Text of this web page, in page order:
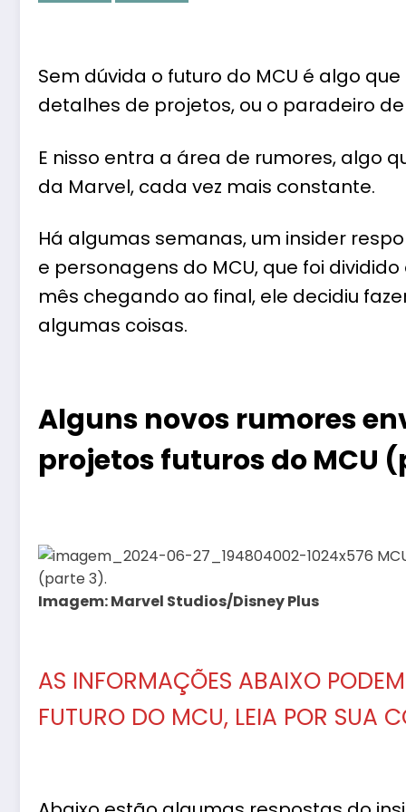
Sem dúvida o futuro do MCU é algo
detalhes de projetos, ou o paradeiro
E nisso entra a área de rumores, algo
da Marvel, cada vez mais constante.
Há algumas semanas, um insider
e personagens do MCU, que foi
mês chegando ao final, ele decidiu
algumas coisas.
Alguns novos rumores
projetos futuros do MCU
Imagem: Marvel Studios/Disney Plus
AS INFORMAÇÕES ABAIXO
FUTURO DO MCU, LEIA POR SUA